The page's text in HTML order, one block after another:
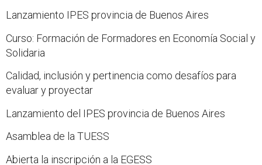
Lanzamiento IPES provincia de Buenos Aires
Curso: Formación de Formadores en Economía Social y
Solidaria
Calidad, inclusión y pertinencia como desafíos para
evaluar y proyectar
Lanzamiento del IPES provincia de Buenos Aires
Asamblea de la TUESS
Abierta la inscripción a la EGESS